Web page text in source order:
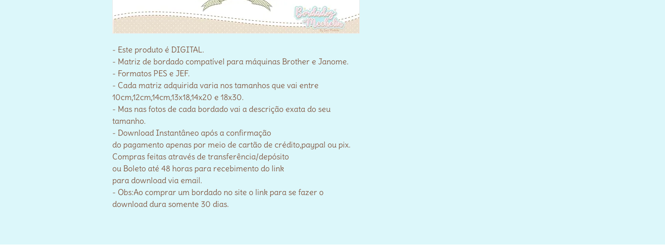
- Este produto é DIGITAL.
- Matriz de bordado compatível para máquinas Brother e Janome.
- Formatos PES e JEF.
- Cada matriz adquirida varia nos tamanhos que vai entre
10cm,12cm,14cm,13x18,14x20 e 18x30.
- Mas nas fotos de cada bordado vai a descrição exata do seu
tamanho.
- Download Instantâneo após a confirmação
do pagamento apenas por meio de cartão de crédito,paypal ou pix.
Compras feitas através de transferência/depósito
ou Boleto até 48 horas para recebimento do link
para download via email.
- Obs:Ao comprar um bordado no site o link para se fazer o
download dura somente 30 dias.